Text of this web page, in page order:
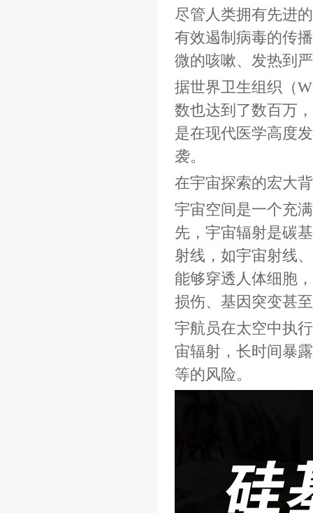
尽管人类拥有先进
有效遏制病毒的传
微的咳嗽、发热到
据世界卫生组织（
数也达到了数百万
是在现代医学高度
袭。
在宇宙探索的宏大
宇宙空间是一个充
先，宇宙辐射是碳
射线，如宇宙射线
能够穿透人体细胞
损伤、基因突变甚
宇航员在太空中执
宙辐射，长时间暴
等的风险。